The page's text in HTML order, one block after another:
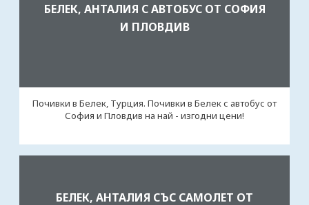
БЕЛЕК, АНТАЛИЯ С АВТОБУС ОТ СОФИЯ
И ПЛОВДИВ
Почивки в Белек, Турция. Почивки в Белек с автобус от
София и Пловдив на най - изгодни цени!
БЕЛЕК, АНТАЛИЯ СЪС САМОЛЕТ ОТ